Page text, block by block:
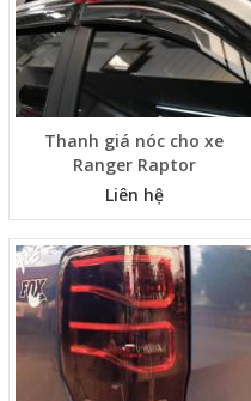
Thanh giá nóc cho xe
Ranger Raptor
Liên hệ